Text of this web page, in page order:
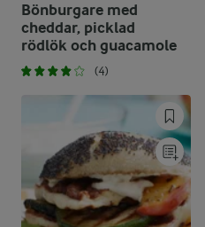
Bönburgare med
cheddar, picklad
rödlök och guacamole
(4)